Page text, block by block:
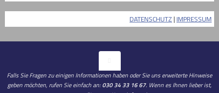
DATENSCHUTZ | IMPRESSUM
Falls Sie Fragen zu einigen Informationen haben oder Sie uns erweiterte Hinweise
geben möchten, rufen Sie einfach an: 030 34 33 16 67. Wenn es Ihnen lieber ist,